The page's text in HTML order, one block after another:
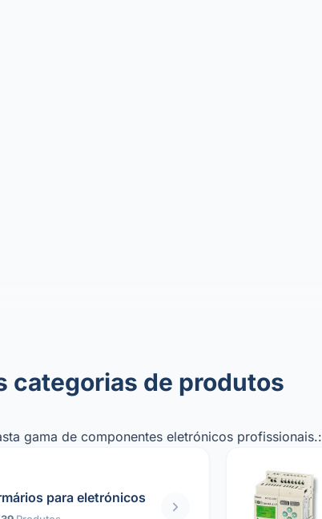
categorias de produtos
gama de componentes eletrónicos profissionais.:
para eletrónicos